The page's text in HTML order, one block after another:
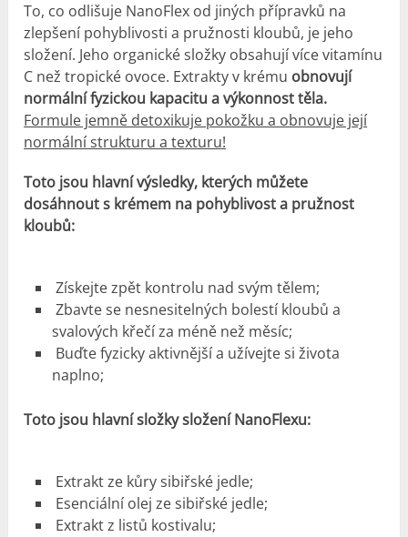
To, co odlišuje NanoFlex od jiných přípravků na
zlepšení pohyblivosti a pružnosti kloubů, je jeho
složení. Jeho organické složky obsahují více vitamínu
C než tropické ovoce. Extrakty v krému obnovují
normální fyzickou kapacitu a výkonnost těla.
Formule jemně detoxikuje pokožku a obnovuje její
normální strukturu a texturu!
Toto jsou hlavní výsledky, kterých můžete
dosáhnout s krémem na pohyblivost a pružnost
kloubů:
Získejte zpět kontrolu nad svým tělem;
Zbavte se nesnesitelných bolestí kloubů a
svalových křečí za méně než měsíc;
Buďte fyzicky aktivnější a užívejte si života
naplno;
Toto jsou hlavní složky složení NanoFlexu:
Extrakt ze kůry sibiřské jedle;
Esenciální olej ze sibiřské jedle;
Extrakt z listů kostivalu;